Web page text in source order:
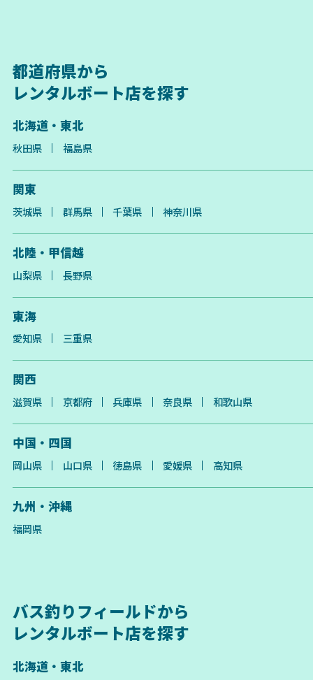
都道府県から
レンタルボート店を探す
北海道・東北
秋田県 福島県
関東
茨城県 群馬県 千葉県 神奈川県
北陸・甲信越
山梨県 長野県
東海
愛知県 三重県
関西
滋賀県 京都府 兵庫県 奈良県 和歌山県
中国・四国
岡山県 山口県 徳島県 愛媛県 高知県
九州・沖縄
福岡県
バス釣りフィールドから
レンタルボート店を探す
北海道・東北